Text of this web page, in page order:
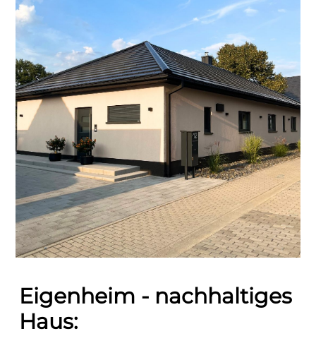
Eigenheim - nachhaltiges
Haus: